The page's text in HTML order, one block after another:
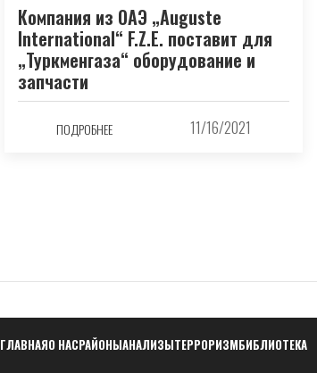
Компания из ОАЭ „Auguste
International“ F.Z.E. поставит для
„Туркменгаза“ оборудование и
запчасти
ПОДРОБНЕЕ 11/16/2021
Навигация
ГЛАВНАЯО НАСРАЙОНЫАНАЛИЗЫТЕРРОРИЗМБИБЛИОТЕКА